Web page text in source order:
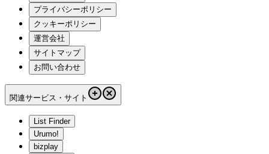
プライバシーポリシー
クッキーポリシー
運営会社
サイトマップ
お問い合わせ
関連サービス・サイト
List Finder
Urumo!
bizplay